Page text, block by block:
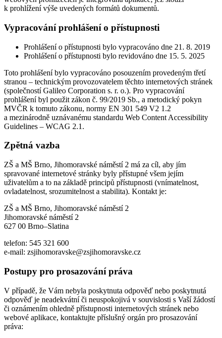
k prohlížení výše uvedených formátů dokumentů.
Vypracování prohlášení o přístupnosti
Prohlášení o přístupnosti bylo vypracováno dne 21. 8. 2019
Prohlášení o přístupnosti bylo revidováno dne 15. 5. 2025
Toto prohlášení bylo vypracováno posouzením provedeným třetí
stranou – technickým provozovatelem těchto internetových stránek
(společností Galileo Corporation s. r. o.). Pro vypracování
prohlášení byl použit zákon č. 99/2019 Sb., a metodický pokyn
MVČR k tomuto zákonu, normy EN 301 549 V2 1.2
a mezinárodně uznávanému standardu Web Content Accessibility
Guidelines – WCAG 2.1.
Zpětná vazba
ZŠ a MŠ Brno, Jihomoravské náměstí 2 má za cíl, aby jím
spravované internetové stránky byly přístupné všem jejím
uživatelům a to na základě principů přístupnosti (vnímatelnost,
ovladatelnost, srozumitelnost a stabilita). Kontakt je:
ZŠ a MŠ Brno, Jihomoravské náměstí 2
Jihomoravské náměstí 2
627 00 Brno–Slatina
telefon: 545 321 600
e-mail: zsjihomoravske@zsjihomoravske.cz
Postupy pro prosazování práva
V případě, že Vám nebyla poskytnuta odpověď nebo poskytnutá
odpověď je neadekvátní či neuspokojivá v souvislosti s Vaší žádostí
či oznámením ohledně přístupnosti internetových stránek nebo
webové aplikace, kontaktujte příslušný orgán pro prosazování
práva: